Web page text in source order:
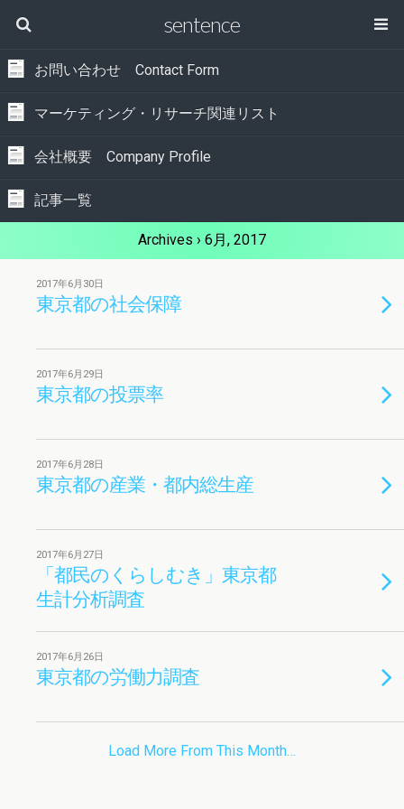
sentence
お問い合わせ Contact Form
マーケティング・リサーチ関連リスト
会社概要 Company Profile
記事一覧
Archives › 6月, 2017
2017年6月30日
東京都の社会保障
2017年6月29日
東京都の投票率
2017年6月28日
東京都の産業・都内総生産
2017年6月27日
「都民のくらしむき」東京都
生計分析調査
2017年6月26日
東京都の労働力調査
Load More From This Month…